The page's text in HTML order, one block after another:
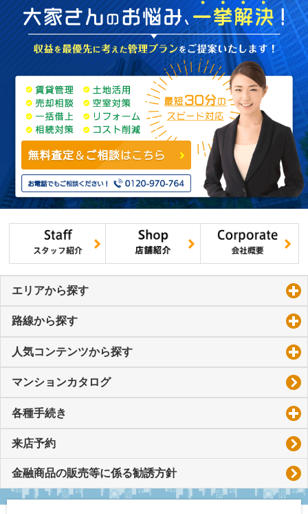
エリアから探す
路線から探す
人気コンテンツから探す
マンションカタログ
各種手続き
来店予約
金融商品の販売等に係る勧誘方針